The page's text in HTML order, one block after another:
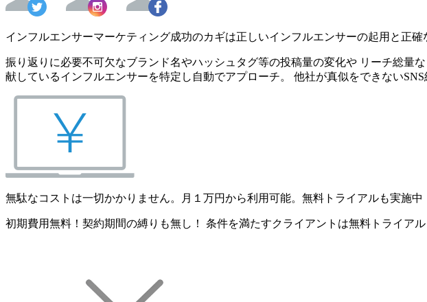
インフルエンサーマーケティング成功のカギは正しいインフルエンサーの起用と正確
振り返りに必要不可欠なブランド名やハッシュタグ等の投稿量の変化や リーチ総量
献しているインフルエンサーを特定し自動でアプローチ。 他社が真似をできない
無駄なコストは一切かかりません。月１万円から利用可能。無料トライアルも実施中
初期費用無料！契約期間の縛りも無し！ 条件を満たすクライアントは無料トライア